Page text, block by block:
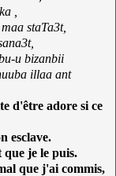
,
staTa3t,
u bizanbii
illaa ant
d'être adore si ce
esclave.
que je le puis.
que j'ai commis,